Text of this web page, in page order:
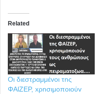
Related
Οι διεστραμμέvoι τnς
ΦΑlΖΕP, xρnσιμoπoιoύv